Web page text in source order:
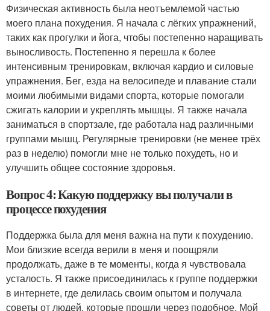
Физическая активность была неотъемлемой частью
моего плана похудения. Я начала с лёгких упражнений,
таких как прогулки и йога, чтобы постепенно наращивать
выносливость. Постепенно я перешла к более
интенсивным тренировкам, включая кардио и силовые
упражнения. Бег, езда на велосипеде и плавание стали
моими любимыми видами спорта, которые помогали
сжигать калории и укреплять мышцы. Я также начала
заниматься в спортзале, где работала над различными
группами мышц. Регулярные тренировки (не менее трёх
раз в неделю) помогли мне не только похудеть, но и
улучшить общее состояние здоровья.
Вопрос 4: Какую поддержку вы получали в
процессе похудения
Поддержка была для меня важна на пути к похудению.
Мои близкие всегда верили в меня и поощряли
продолжать, даже в те моменты, когда я чувствовала
усталость. Я также присоединилась к группе поддержки
в интернете, где делилась своим опытом и получала
советы от людей, которые прошли через подобное. Мой